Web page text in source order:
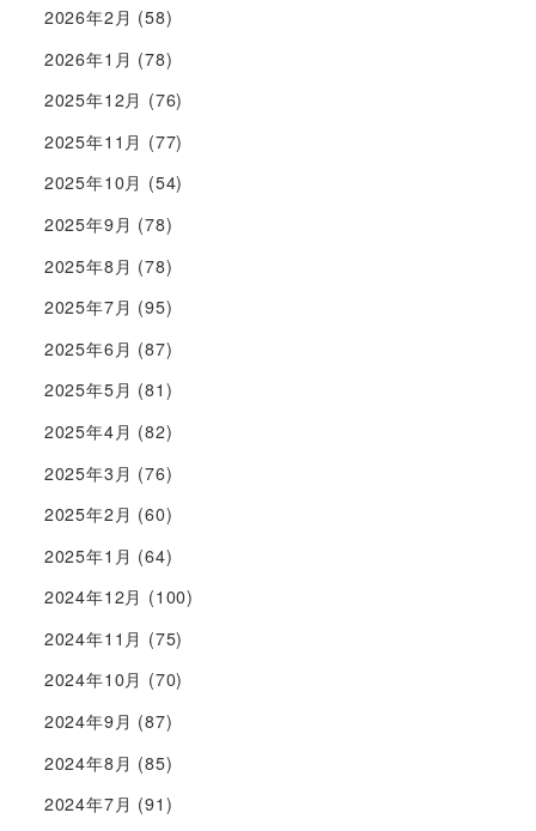
2026年2月 (58)
2026年1月 (78)
2025年12月 (76)
2025年11月 (77)
2025年10月 (54)
2025年9月 (78)
2025年8月 (78)
2025年7月 (95)
2025年6月 (87)
2025年5月 (81)
2025年4月 (82)
2025年3月 (76)
2025年2月 (60)
2025年1月 (64)
2024年12月 (100)
2024年11月 (75)
2024年10月 (70)
2024年9月 (87)
2024年8月 (85)
2024年7月 (91)